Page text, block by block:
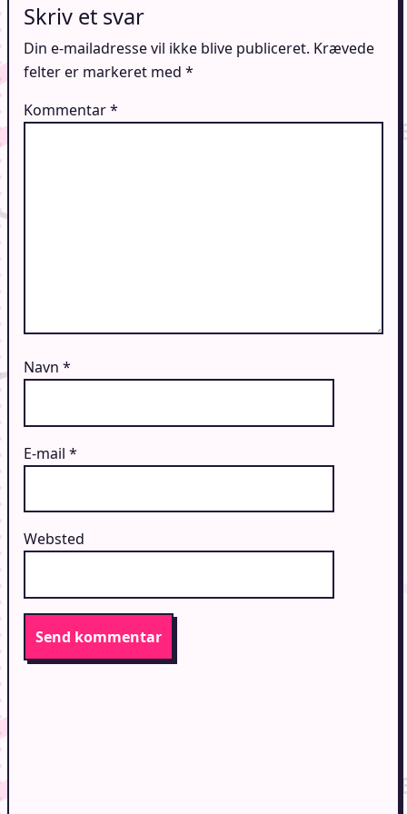
Skriv et svar
Din e-mailadresse vil ikke blive publiceret. Krævede
felter er markeret med *
Kommentar*
Navn *
E-mail *
Websted